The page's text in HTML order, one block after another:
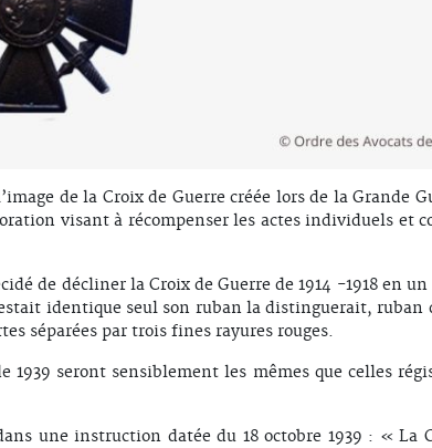
de la Croix de Guerre créée lors de la Grande
visant à récompenser les actes individuels et
de décliner la Croix de Guerre de 1914 -1918 en un
identique seul son ruban la distinguerait, ruban
séparées par trois fines rayures rouges.
seront sensiblement les mêmes que celles
une instruction datée du 18 octobre 1939 : « La